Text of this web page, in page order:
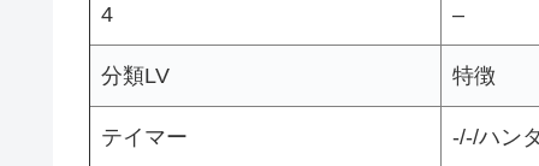
4 –
分類LV 特徴
テイマー -/-/ハン